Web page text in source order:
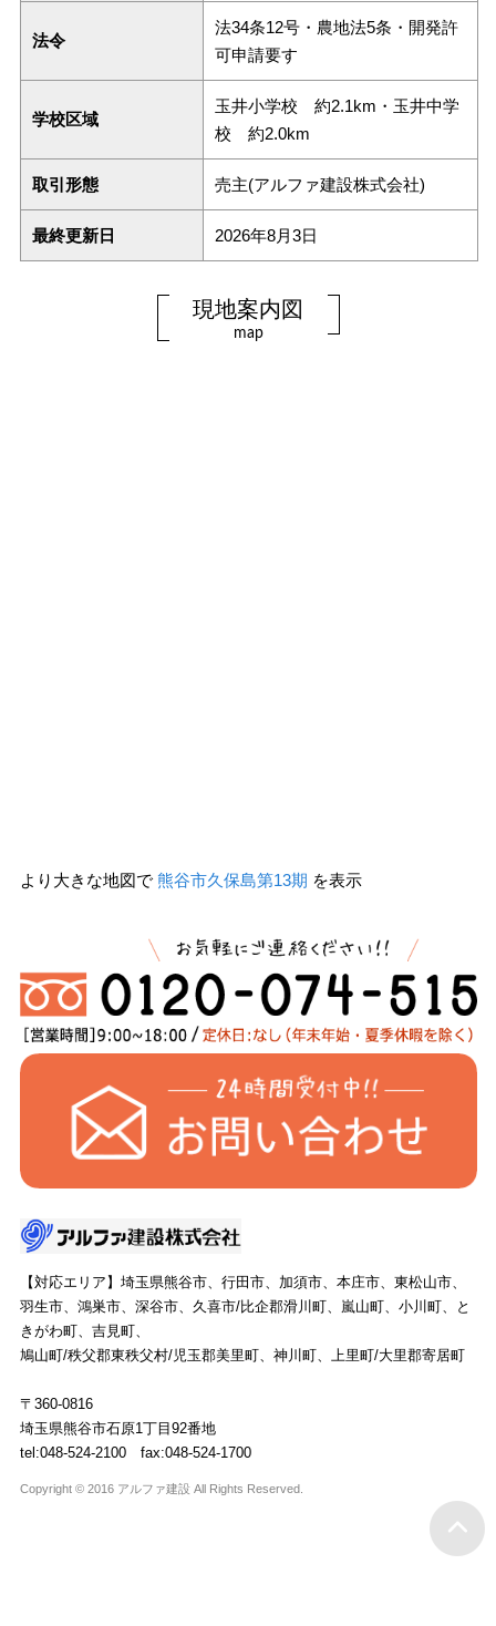
法令
法34条12号・農地法5条・開発許
可申請要す
学校区域
玉井小学校 約2.1km・玉井中学
校 約2.0km
取引形態 売主(アルファ建設株式会社)
最終更新日 2026年8月3日
現地案内図
map
より大きな地図で 熊谷市久保島第13期 を表示
【対応エリア】埼玉県熊谷市、行田市、加須市、本庄市、東松山市、
羽生市、鴻巣市、深谷市、久喜市/比企郡滑川町、嵐山町、小川町、と
きがわ町、吉見町、
鳩山町/秩父郡東秩父村/児玉郡美里町、神川町、上里町/大里郡寄居町
〒360-0816
埼玉県熊谷市石原1丁目92番地
tel:048-524-2100 fax:048-524-1700
Copyright © 2016 アルファ建設 All Rights Reserved.